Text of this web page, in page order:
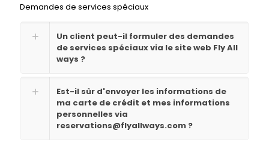
Demandes de services spéciaux
Un client peut-il formuler des demandes
de services spéciaux via le site web Fly All
ways ?
Est-il sûr d'envoyer les informations de
ma carte de crédit et mes informations
personnelles via
reservations@flyallways.com ?